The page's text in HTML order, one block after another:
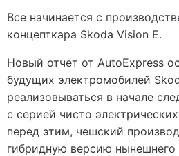
Все начинается с
концепткара Skoda Vision E.
Новый отчет от AutoExpress
будущих электромобилей
реализовываться в начале
с серией чисто
перед этим, чешский
гибридную версию нынешнего